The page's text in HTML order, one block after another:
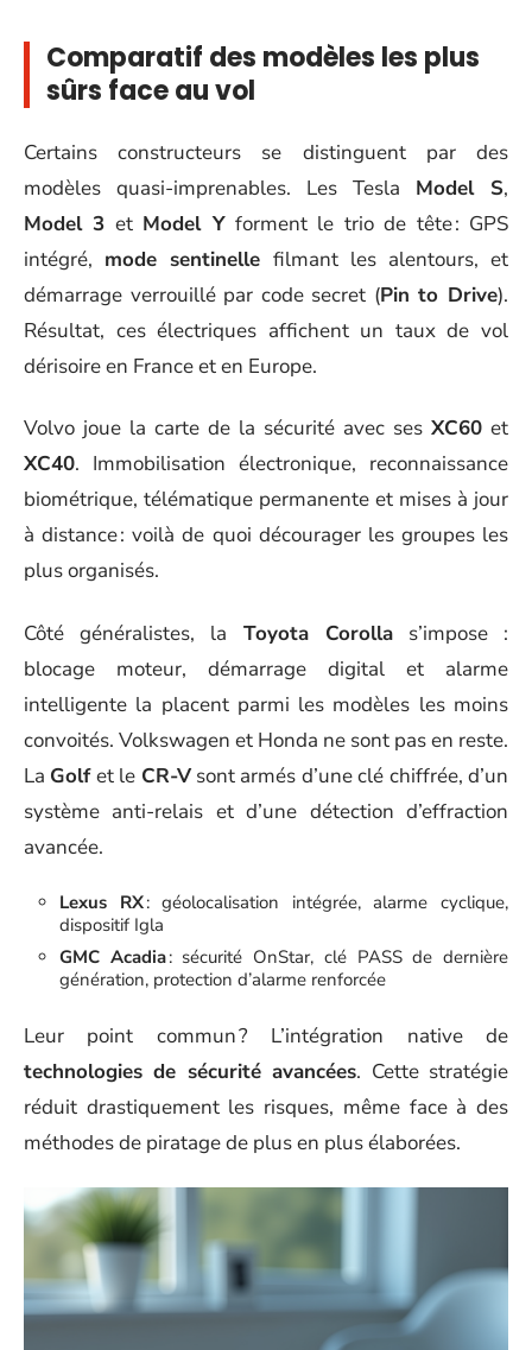
Comparatif des modèles les plus
sûrs face au vol
Certains constructeurs se distinguent par des
modèles quasi-imprenables. Les Tesla Model S,
Model 3 et Model Yforment le trio de tête : GPS
intégré, mode sentinelle filmant les alentours, et
démarrage verrouillé par code secret (Pin to Drive).
Résultat, ces électriques affichent un taux de vol
dérisoire en France et en Europe.
Volvo joue la carte de la sécurité avec ses XC60 et
XC40. Immobilisation électronique, reconnaissance
biométrique, télématique permanente et mises à jour
à distance : voilà de quoi décourager les groupes les
plus organisés.
Côté généralistes, la Toyota Corollas’impose :
blocage moteur, démarrage digital et alarme
intelligente la placent parmi les modèles les moins
convoités. Volkswagen et Honda ne sont pas en reste.
La Golfet le CR-Vsont armés d’une clé chiffrée, d’un
système anti-relais et d’une détection d’effraction
avancée.
Lexus RX: géolocalisation intégrée, alarme cyclique,
dispositif Igla
GMC Acadia: sécurité OnStar, clé PASS de dernière
génération, protection d’alarme renforcée
Leur point commun ? L’intégration native de
technologies de sécurité avancées. Cette stratégie
réduit drastiquement les risques, même face à des
méthodes de piratage de plus en plus élaborées.